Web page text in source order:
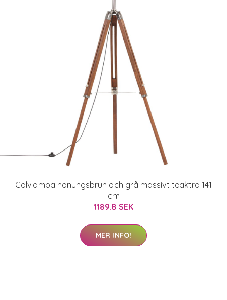
Golvlampa honungsbrun och grå massivt teakträ 141
cm
1189.8 SEK
MER INFO!